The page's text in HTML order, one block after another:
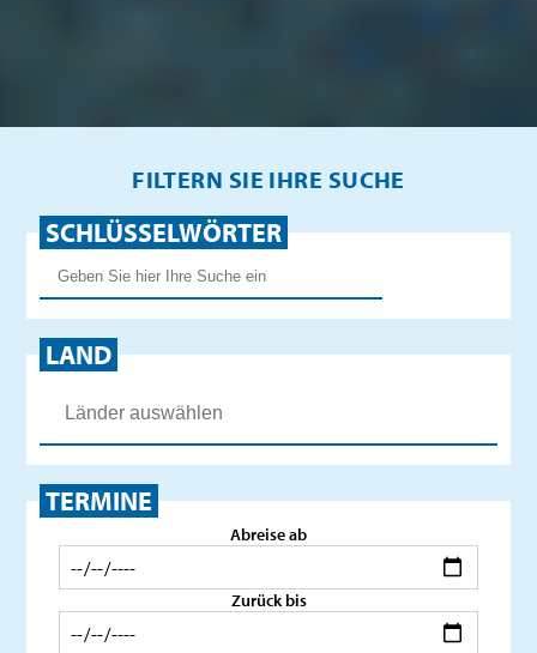
FILTERN SIE IHRE SUCHE
SCHLÜSSELWÖRTER
LAND
TERMINE
Abreise ab
Zurück bis